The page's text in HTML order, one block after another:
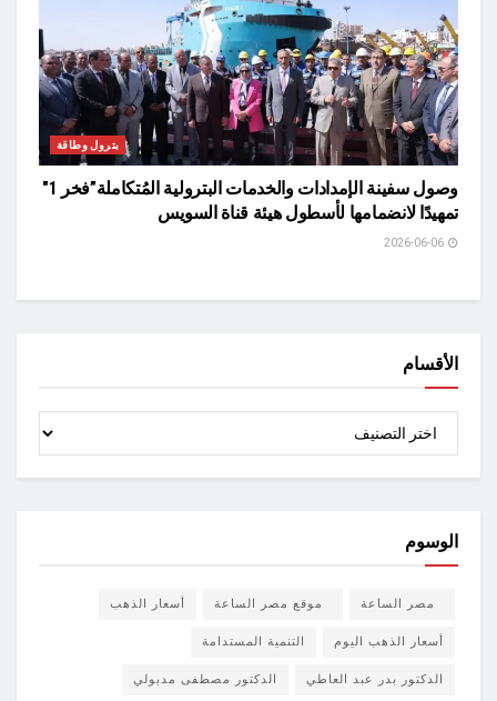
بترول وطاقة
وصول سفينة الإمدادات والخدمات البترولية المُتكاملة”فخر 1″
تمهيدًا لانضمامها لأسطول هيئة قناة السويس
الأقسام
الوسوم
مصر الساعة موقع مصر الساعة أسعار الذهب
أسعار الذهب اليوم التنمية المستدامة
الدكتور بدر عبد العاطي الدكتور مصطفى مدبولي